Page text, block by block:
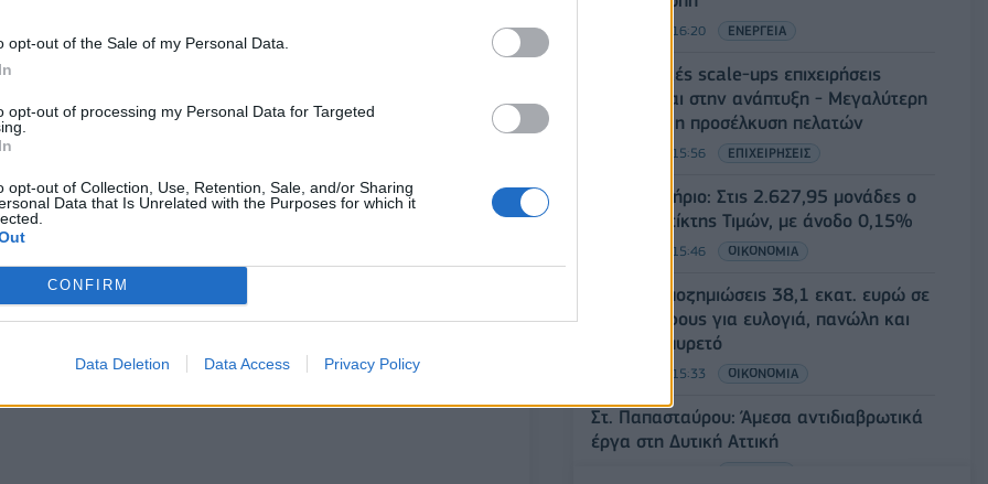
opt-out of the Sale of my Personal Data.
opt-out of processing my Personal Data for Targeted
opt-out of Collection, Use, Retention, Sale, and/or Sharing
Data that Is Unrelated with the Purposes for which it
CONFIRM
Data Deletion Data Access Privacy Policy
με τον Σπέισι σε πάρτυ κι ήταν ο μόνος
σχέσεις με τον Σπέισι. Κάποια στιγμή ο τότε
όπου τον πήρε ο ύπνος βλέποντας
μπήκε στο δωμάτιο, τον σήκωσε «όπως
«σκαρφάλωσε» από πάνω του.
και να με παρατηρεί. Η εντύπωσή μου ήταν τότε
όπως ο γαμπρός σηκώνει τη νύφη. Αρχικά
τι συμβαίνει. Και τότε ξάπλωσε από πάνω μου»
06/08/2026 - 16:20 ΕΝΕΡΓΕΙΑ
Οι ελληνικές scale-ups επιχειρήσεις
στρέφονται στην ανάπτυξη - Μεγαλύτερη
πρόκληση η προσέλκυση πελατών
06/08/2026 - 15:56 ΕΠΙΧΕΙΡΗΣΕΙΣ
Χρηματιστήριο: Στις 2.627,95 μονάδες ο
Γενικός Δείκτης Τιμών, με άνοδο 0,15%
06/08/2026 - 15:46 ΟΙΚΟΝΟΜΙΑ
ΥΠΑΑΤ: Αποζημιώσεις 38,1 εκατ. ευρώ σε
κτηνοτρόφους για ευλογιά, πανώλη και
αφθώδη πυρετό
06/08/2026 - 15:33 ΟΙΚΟΝΟΜΙΑ
Στ. Παπασταύρου: Άμεσα αντιδιαβρωτικά
έργα στη Δυτική Αττική